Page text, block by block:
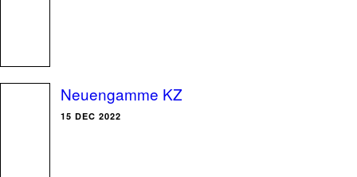
Neuengamme KZ
15 DEC 2022